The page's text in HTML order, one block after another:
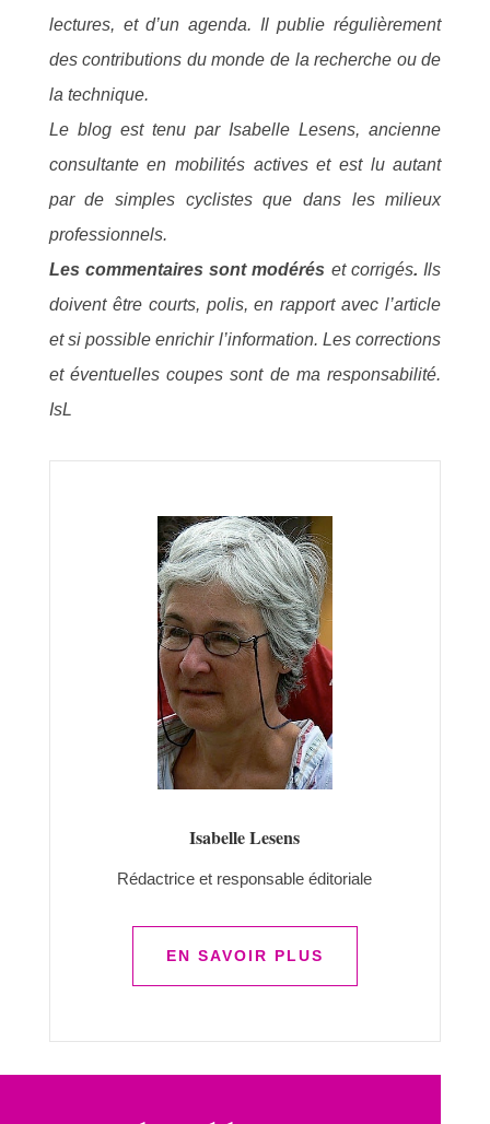
lectures, et d’un agenda. Il publie régulièrement
des contributions du monde de la recherche ou de
la technique.
Le blog est tenu par Isabelle Lesens, ancienne
consultante en mobilités actives et est lu autant
par de simples cyclistes que dans les milieux
professionnels.
Les commentaires sont modérés et corrigés. Ils
doivent être courts, polis, en rapport avec l’article
et si possible enrichir l’information. Les corrections
et éventuelles coupes sont de ma responsabilité.
IsL
Isabelle Lesens
Rédactrice et responsable éditoriale
EN SAVOIR PLUS